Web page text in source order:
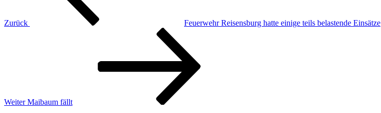
Zurück
Feuerwehr Reisensburg hatte einige teils belastende Einsätze
Weiter Maibaum fällt